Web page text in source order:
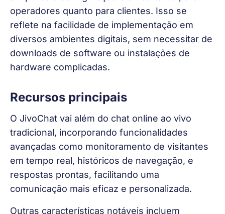
operadores quanto para clientes. Isso se
reflete na facilidade de implementação em
diversos ambientes digitais, sem necessitar de
downloads de software ou instalações de
hardware complicadas.
Recursos principais
O JivoChat vai além do chat online ao vivo
tradicional, incorporando funcionalidades
avançadas como monitoramento de visitantes
em tempo real, históricos de navegação, e
respostas prontas, facilitando uma
comunicação mais eficaz e personalizada.
Outras características notáveis incluem